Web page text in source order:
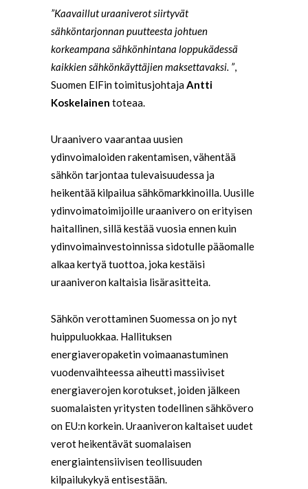
”Kaavaillut uraaniverot siirtyvät
sähköntarjonnan puutteesta johtuen
korkeampana sähkönhintana loppukädessä
kaikkien sähkönkäyttäjien maksettavaksi. ”,
Suomen ElFin toimitusjohtajaAntti
Koskelainen toteaa.
Uraanivero vaarantaa uusien
ydinvoimaloiden rakentamisen, vähentää
sähkön tarjontaa tulevaisuudessa ja
heikentää kilpailua sähkömarkkinoilla. Uusille
ydinvoimatoimijoille uraanivero on erityisen
haitallinen, sillä kestää vuosia ennen kuin
ydinvoimainvestoinnissa sidotulle pääomalle
alkaa kertyä tuottoa, joka kestäisi
uraaniveron kaltaisia lisärasitteita.
Sähkön verottaminen Suomessa on jo nyt
huippuluokkaa. Hallituksen
energiaveropaketin voimaanastuminen
vuodenvaihteessa aiheutti massiiviset
energiaverojen korotukset, joiden jälkeen
suomalaisten yritysten todellinen sähkövero
on EU:n korkein. Uraaniveron kaltaiset uudet
verot heikentävät suomalaisen
energiaintensiivisen teollisuuden
kilpailukykyä entisestään.